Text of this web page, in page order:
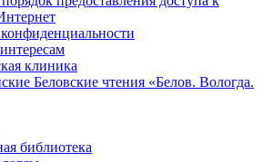
клиника
Беловские чтения «Белов. Вологда.
библиотека